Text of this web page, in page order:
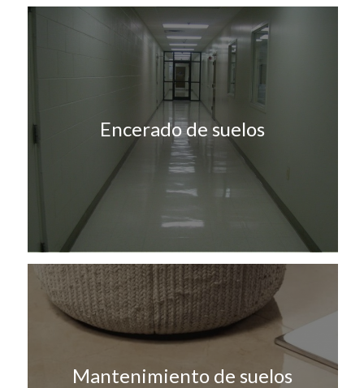
Encerado de suelos
Mantenimiento de suelos